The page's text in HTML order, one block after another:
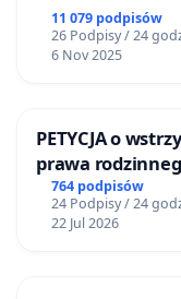
11 079 podpisów
26 Podpisy / 24
6 Nov 2025
PETYCJA o
764 podpisów
24 Podpisy / 24
22 Jul 2026